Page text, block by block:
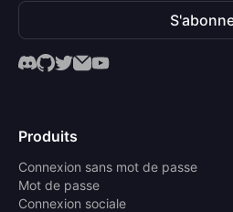
Produits
Connexion sans mot de passe
Mot de passe
Connexion sociale